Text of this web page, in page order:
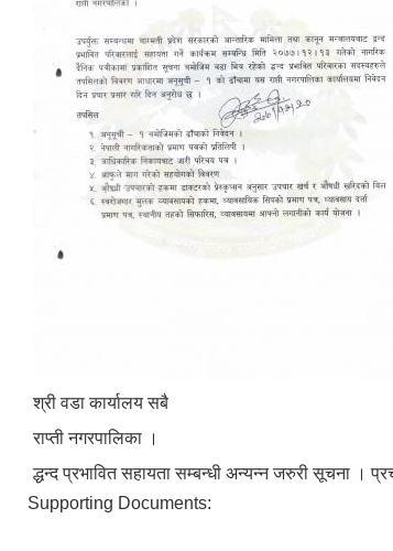
श्री वडा कार्यालय सबै
राप्ती नगरपालिका ।
द्धन्द प्रभावित सहायता सम्बन्धी अन्यन्न जरुरी सूचना ।
Supporting Documents: